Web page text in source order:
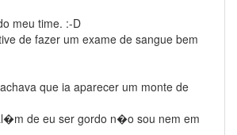
meu time. :-D
de fazer um exame de sangue bem
que ia aparecer um monte de
de eu ser gordo n�o sou nem em